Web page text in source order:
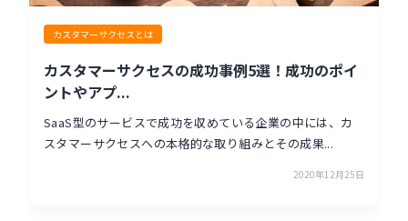
カスタマーサクセスとは
カスタマーサクセスの成功事例5選！成功のポイ
ントやアプ...
SaaS型のサービスで成功を収めている企業の中には、カ
スタマーサクセスへの本格的な取り組みとその成果...
2020年12月25日